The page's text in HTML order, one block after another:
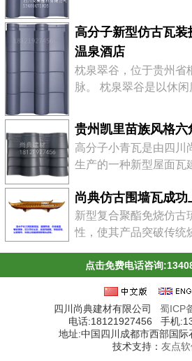
茅台镇，贵州省遵义市
水河畔，是川黔水陆交
州高原西北部，大类山
义，南临川南。在郁郁
高分子新型仿古瓦
温泉酒店
枕泉翠谷，位于贵州省
脉。 枕泉翠谷是以休
康体、运动体验等专项
文化度假产品和生态度
商品为延伸，实现一个
贵州桐梓“枕泉翠谷”4A
中式徽派建筑风格，雄
贵州凯里苗族风格六
高分子小青瓦是由四川
生产的一种新型屋面瓦
业、民用、公园楼亭等
尚典仿古围墙瓦成功
新型复合聚酯免烧仿古
性，使其产品突破传统
且具有搭接设计可靠合
点击免费电话咨询
四川尚典建材有限公司 蜀ICP
电话:18121927456 手机
地址:中国四川成都市西部国际
技术支持： 友点